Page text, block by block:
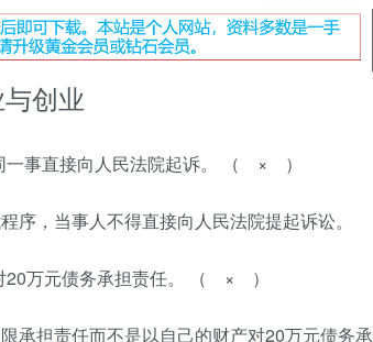
创业
一事直接向人民法院起诉。 （ × ）
，当事人不得直接向人民法院提起诉讼。
20万元债务承担责任。 （ × ）
承担责任而不是以自己的财产对20万元债务承